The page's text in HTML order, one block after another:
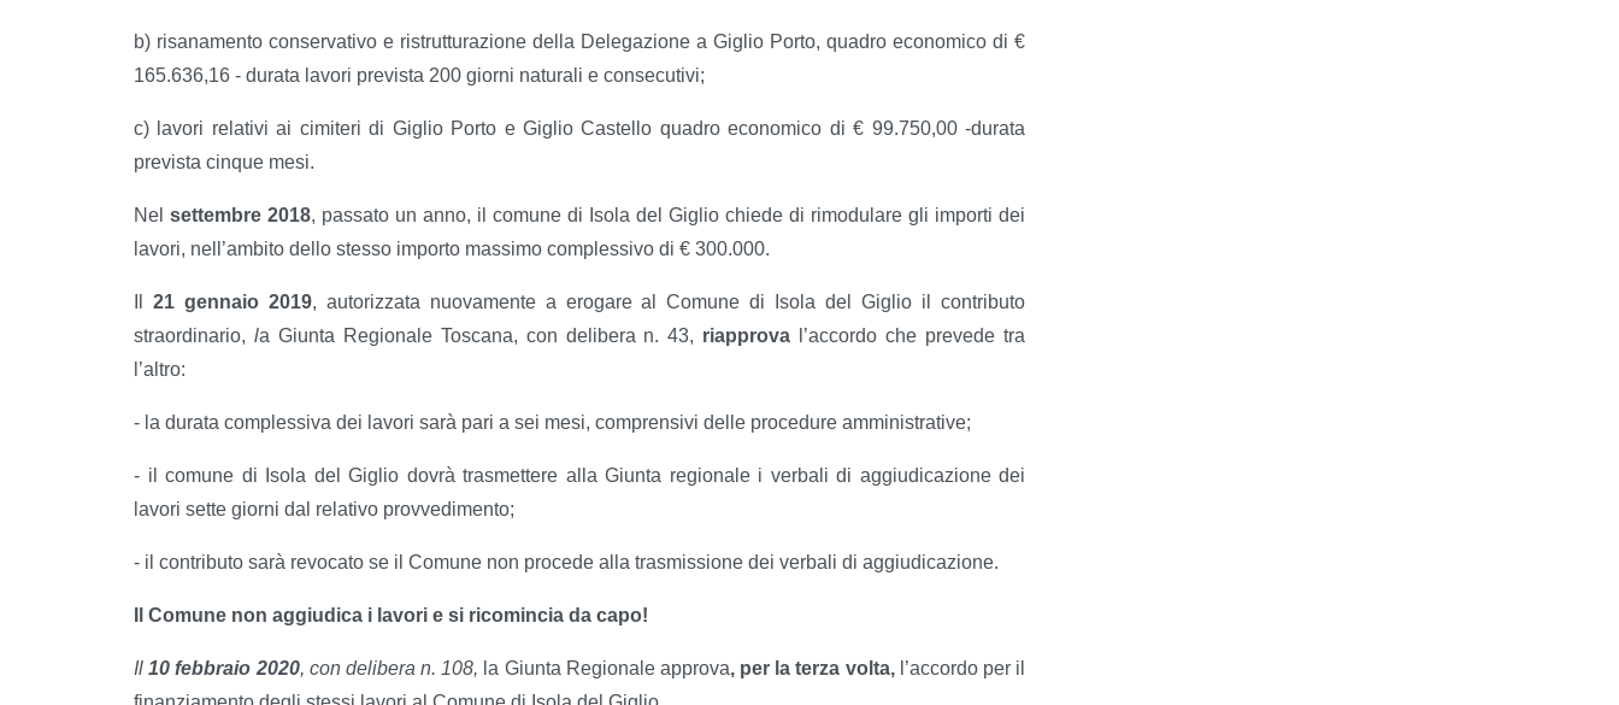
b) risanamento conservativo e ristrutturazione della Delegazione a Giglio Porto, quadro economico di €
165.636,16 - durata lavori prevista 200 giorni naturali e consecutivi;
c) lavori relativi ai cimiteri di Giglio Porto e Giglio Castello quadro economico di € 99.750,00 -durata
prevista cinque mesi.
Nel settembre 2018, passato un anno, il comune di Isola del Giglio chiede di rimodulare gli importi dei
lavori, nell’ambito dello stesso importo massimo complessivo di € 300.000.
21 gennaio 2019, autorizzata nuovamente a erogare al Comune di Isola del Giglio il contributo
straordinario, la Giunta Regionale Toscana, con delibera n. 43, riapprova l’accordo che prevede tra
l’altro:
- la durata complessiva dei lavori sarà pari a sei mesi, comprensivi delle procedure amministrative;
- il comune di Isola del Giglio dovrà trasmettere alla Giunta regionale i verbali di aggiudicazione dei
lavori sette giorni dal relativo provvedimento;
- il contributo sarà revocato se il Comune non procede alla trasmissione dei verbali di aggiudicazione.
Il Comune non aggiudica i lavori e si ricomincia da capo!
Il10 febbraio 2020, con delibera n. 108, la Giunta Regionale approva, per la terza volta,l’accordo per il